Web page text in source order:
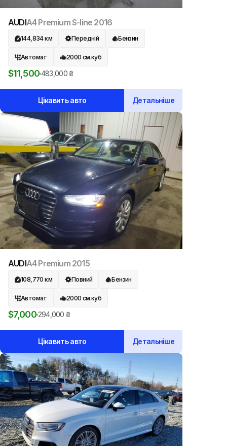
AUDIA4 Premium S-line 2016
144,834км Передній Бензин
Автомат 2000 см.куб
$11,500483,000₴
Цікавить авто Детальніше
AUDIA4 Premium 2015
108,770 км Повний Бензин
Автомат 2000 см.куб
$7,000294,000 ₴
Цікавить авто Детальніше